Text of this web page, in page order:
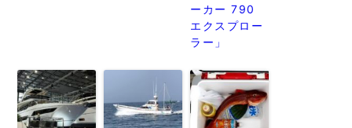
ーカー 790
エクスプロー
ラー」